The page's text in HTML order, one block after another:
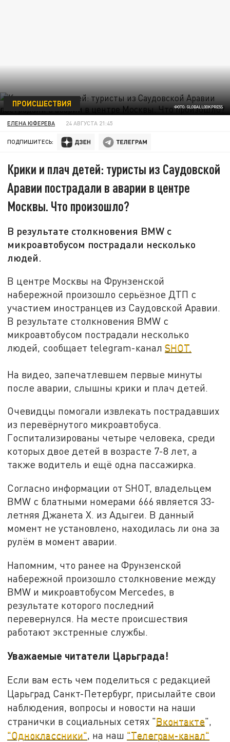
ФОТО: GLOBALLOOKPRESS
ПРОИСШЕСТВИЯ
ЕЛЕНА ЮФЕРЕВА 24 АВГУСТА 21:45
ПОДПИШИТЕСЬ:
Крики и плач детей: туристы из Саудовской
Аравии пострадали в аварии в центре
Москвы. Что произошло?
В результате столкновения BMW с
микроавтобусом пострадали несколько
людей.
В центре Москвы на Фрунзенской
набережной произошло серьёзное ДТП с
участием иностранцев из Саудовской Аравии.
В результате столкновения BMW с
микроавтобусом пострадали несколько
людей, сообщает telegram-каналSHOT.
На видео, запечатлевшем первые минуты
после аварии, слышны крики и плач детей.
Очевидцы помогали извлекать пострадавших
из перевёрнутого микроавтобуса.
Госпитализированы четыре человека, среди
которых двое детей в возрасте 7-8 лет, а
также водитель и ещё одна пассажирка.
Согласно информации от SHOT, владельцем
BMW с блатными номерами 666 является 33-
летняя Джанета Х. из Адыгеи. В данный
момент не установлено, находилась ли она за
рулём в момент аварии.
Напомним, что ранее на Фрунзенской
набережной произошло столкновение между
BMW и микроавтобусом Mercedes, в
результате которого последний
перевернулся. На месте происшествия
работают экстренные службы.
Уважаемые читатели Царьграда!
Если вам есть чем поделиться с редакцией
Царьград Санкт-Петербург, присылайте свои
наблюдения, вопросы и новости на наши
странички в социальных сетях "Вконтакте",
"Одноклассники", на наш "Телеграм-канал"